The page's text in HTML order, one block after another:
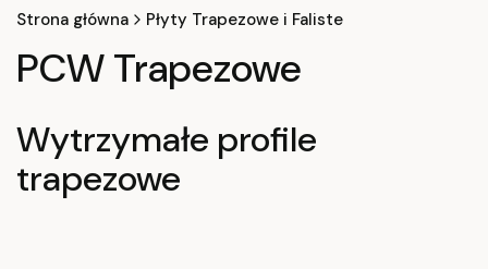
Strona główna Płyty Trapezowe i Faliste
PCW Trapezowe
Wytrzymałe profile
trapezowe